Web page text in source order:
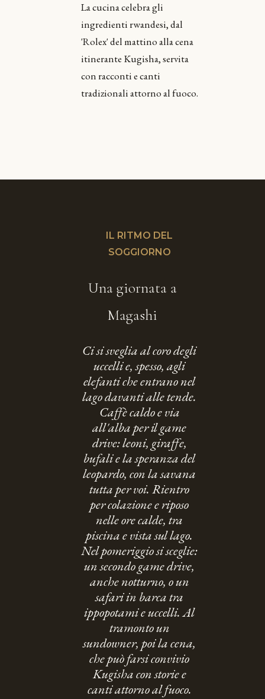
La cucina celebra gli
ingredienti rwandesi, dal
'Rolex' del mattino alla cena
itinerante Kugisha, servita
con racconti e canti
tradizionali attorno al fuoco.
IL RITMO DEL
SOGGIORNO
Una giornata a
Magashi
Ci si sveglia al coro degli
uccelli e, spesso, agli
elefanti che entrano nel
lago davanti alle tende.
Caffè caldo e via
all'alba per il game
drive: leoni, giraffe,
bufali e la speranza del
leopardo, con la savana
tutta per voi. Rientro
per colazione e riposo
nelle ore calde, tra
piscina e vista sul lago.
Nel pomeriggio si sceglie:
un secondo game drive,
anche notturno, o un
safari in barca tra
ippopotami e uccelli. Al
tramonto un
sundowner, poi la cena,
che può farsi convivio
Kugisha con storie e
canti attorno al fuoco.